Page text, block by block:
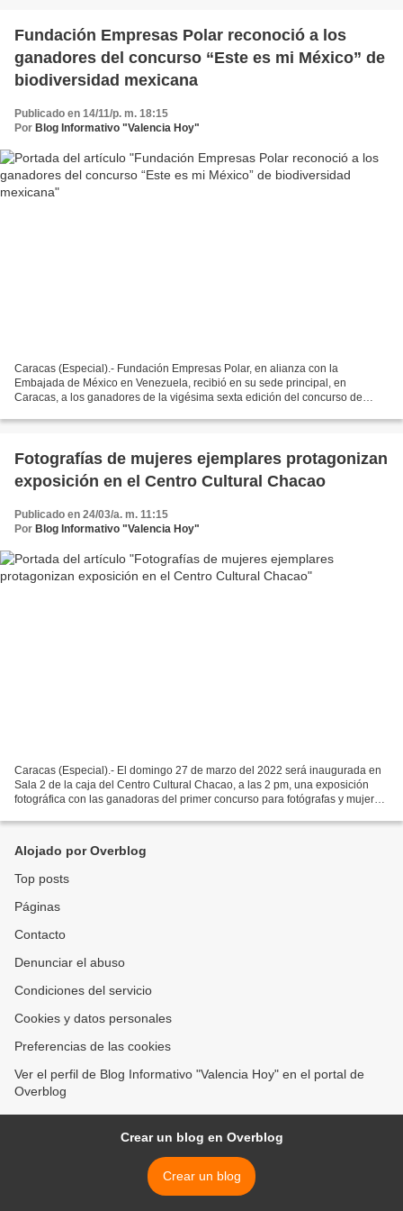
Fundación Empresas Polar reconoció a los
ganadores del concurso “Este es mi México” de
biodiversidad mexicana
Publicado en 14/11/p. m. 18:15
Por Blog Informativo "Valencia Hoy"
Caracas (Especial).- Fundación Empresas Polar, en alianza con la
Embajada de México en Venezuela, recibió en su sede principal, en
Caracas, a los ganadores de la vigésima sexta edición del concurso de
Fotografías de mujeres ejemplares protagonizan
exposición en el Centro Cultural Chacao
Publicado en 24/03/a. m. 11:15
Por Blog Informativo "Valencia Hoy"
Caracas (Especial).- El domingo 27 de marzo del 2022 será inaugurada en
Sala 2 de la caja del Centro Cultural Chacao, a las 2 pm, una exposición
fotográfica con las ganadoras del primer concurso para fotógrafas y mujeres
Alojado por Overblog
Top posts
Páginas
Contacto
Denunciar el abuso
Condiciones del servicio
Cookies y datos personales
Preferencias de las cookies
Ver el perfil de Blog Informativo "Valencia Hoy" en el portal de
Overblog
Crear un blog en Overblog
Crear un blog